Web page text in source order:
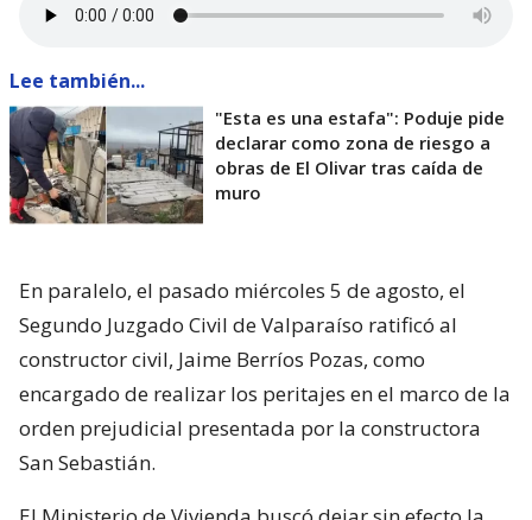
Lee también...
"Esta es una estafa": Poduje pide
declarar como zona de riesgo a
obras de El Olivar tras caída de
muro
En paralelo, el pasado miércoles 5 de agosto, el
Segundo Juzgado Civil de Valparaíso ratificó al
constructor civil, Jaime Berríos Pozas, como
encargado de realizar los peritajes en el marco de la
orden prejudicial presentada por la constructora
San Sebastián.